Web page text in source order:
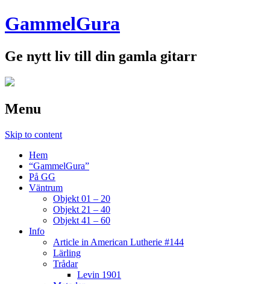
GammelGura
Ge nytt liv till din gamla gitarr
Menu
Skip to content
Hem
“GammelGura”
På GG
Väntrum
Objekt 01 – 20
Objekt 21 – 40
Objekt 41 – 60
Info
Article in American Lutherie #144
Lärling
Trådar
Levin 1901